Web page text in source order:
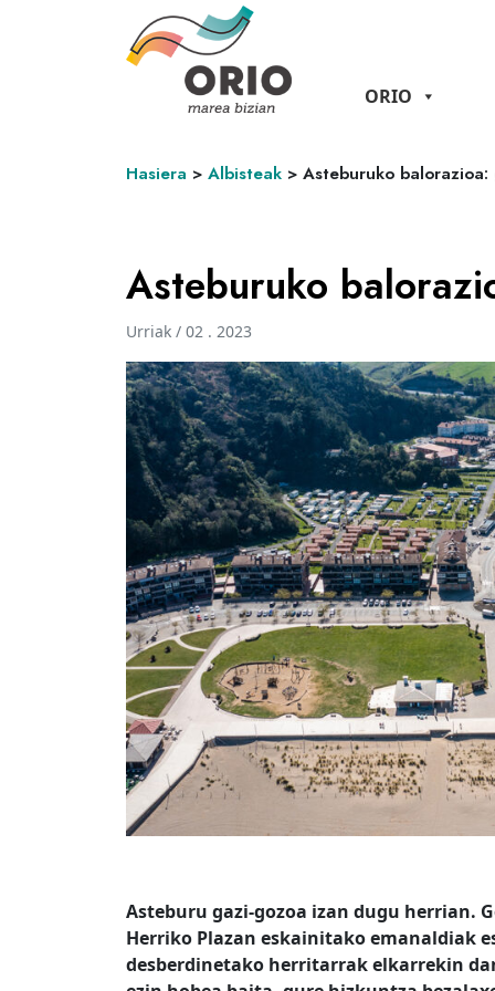
ORIO
Hasiera > Albisteak > Asteburuko
Asteburuko
Urriak / 02 . 2023
Asteburu gazi-gozoa izan dugu herrian.
Herriko Plazan eskainitako emanaldiak
desberdinetako herritarrak elkarrekin